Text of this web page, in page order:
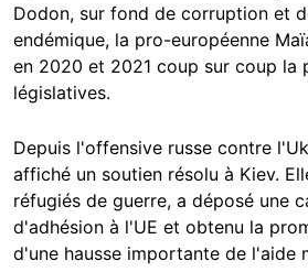
Dodon, sur fond de corruption et
endémique, la pro-européenne
en 2020 et 2021 coup sur coup la
législatives.
Depuis l'offensive russe contre
affiché un soutien résolu à Kiev.
réfugiés de guerre, a déposé une
d'adhésion à l'UE et obtenu la
d'une hausse importante de l'aide